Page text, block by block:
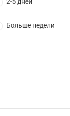
Больше недели